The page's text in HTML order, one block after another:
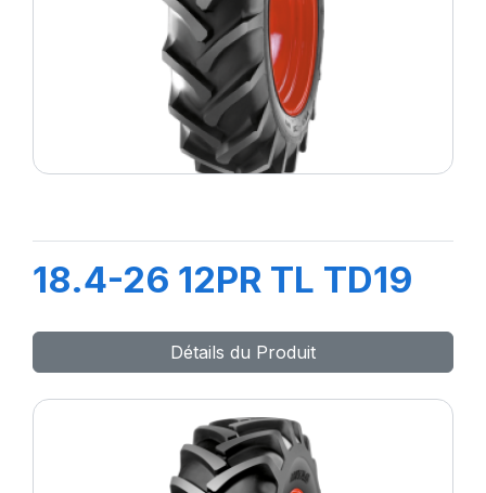
18.4-26 12PR TL TD19
Détails du Produit